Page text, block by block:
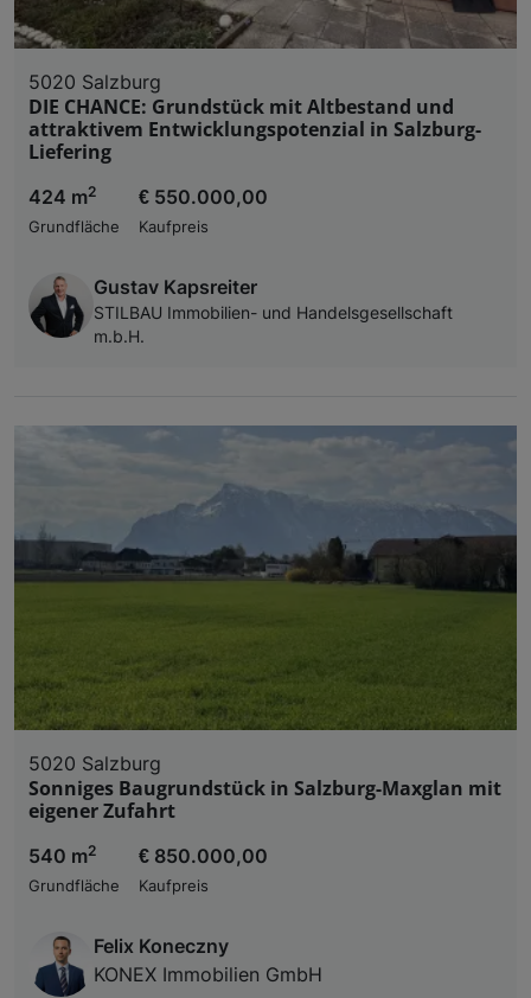
5020 Salzburg
DIE CHANCE: Grundstück mit Altbestand und
attraktivem Entwicklungspotenzial in Salzburg-
Liefering
424 m2
Grundfläche
€ 550.000,00
Kaufpreis
Gustav Kapsreiter
STILBAU Immobilien- und Handelsgesellschaft
m.b.H.
5020 Salzburg
Sonniges Baugrundstück in Salzburg-Maxglan mit
eigener Zufahrt
540 m2
Grundfläche
€ 850.000,00
Kaufpreis
Felix Koneczny
KONEX Immobilien GmbH